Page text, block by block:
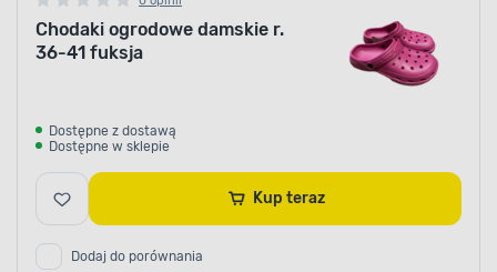
Chodaki ogrodowe damskie r.
36-41 fuksja
Dostępne z dostawą
Dostępne w sklepie
Kup teraz
Dodaj do porównania